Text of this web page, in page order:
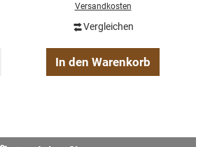
Versandkosten
Vergleichen
In den Warenkorb